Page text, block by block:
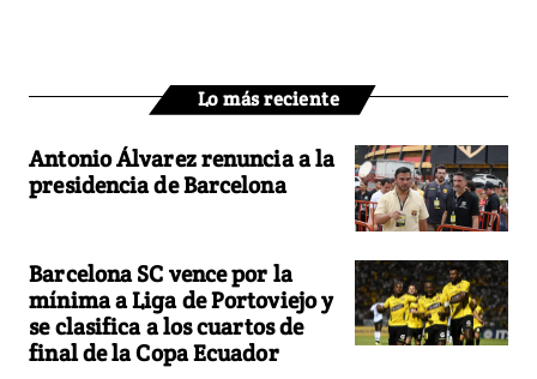
Lo más reciente
Antonio Álvarez renuncia a la
presidencia de Barcelona
Barcelona SC vence por la
mínima a Liga de Portoviejo y
se clasifica a los cuartos de
final de la Copa Ecuador